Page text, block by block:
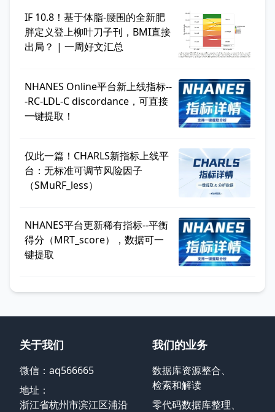
IF 10.8！基于体脂-腰围的全新肥
胖定义登上柳叶刀子刊，BMI直接
出局？ | 一周好文汇总
NHANES Online平台新上线指标--
-RC-LDL-C discordance，可直接
一键提取！
仅此一篇！CHARLS新指标上线平
台：无标准可调节风险因子
（SMuRF_less）
NHANES平台更新稀有指标--平衡
得分（MRT_score），数据可一
键提取
关于我们
微信：aq566665
地址：
浙江省杭州市滨江区浦沿
我们的业务
数据库资源整合、
检索和解读
零代码数据库整理、